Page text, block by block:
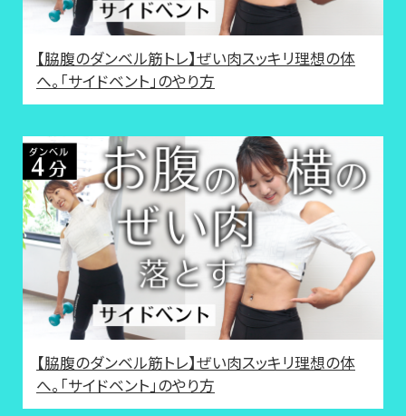
【脇腹のダンベル筋トレ】ぜい肉スッキリ理想の体
へ。「サイドベント」のやり方
【脇腹のダンベル筋トレ】ぜい肉スッキリ理想の体
へ。「サイドベント」のやり方